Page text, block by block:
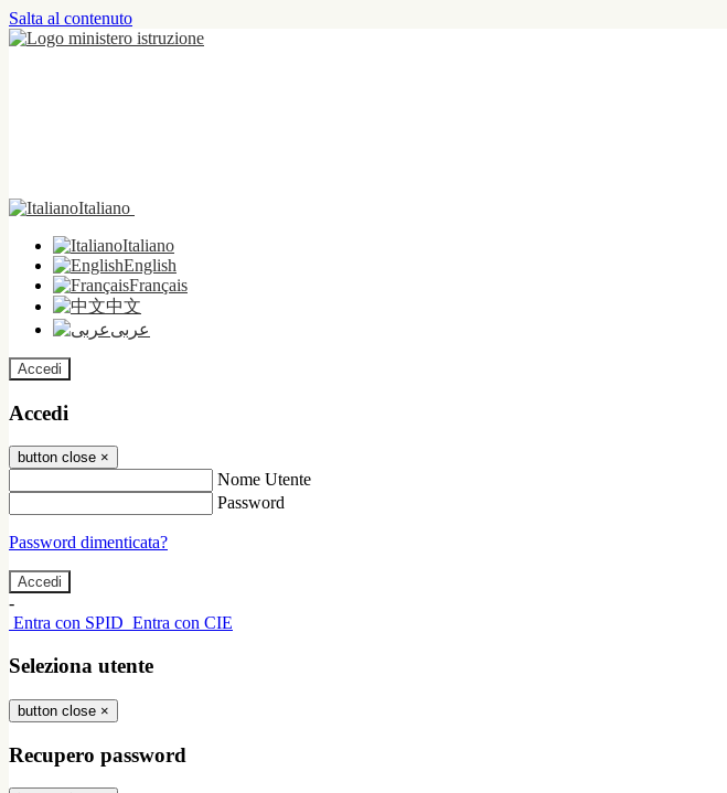
Salta al contenuto
Italiano
Italiano
English
Français
中文
عربى
Accedi
Accedi
button close ×
Nome Utente
Password
Password dimenticata?
-
Entra con SPID Entra con CIE
Seleziona utente
button close ×
Recupero password